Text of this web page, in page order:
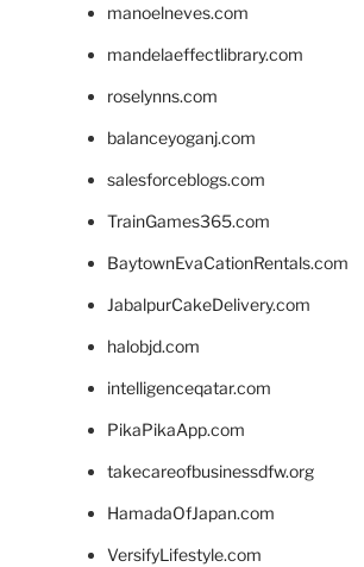
manoelneves.com
mandelaeffectlibrary.com
roselynns.com
balanceyoganj.com
salesforceblogs.com
TrainGames365.com
BaytownEvaCationRentals.com
JabalpurCakeDelivery.com
halobjd.com
intelligenceqatar.com
PikaPikaApp.com
takecareofbusinessdfw.org
HamadaOfJapan.com
VersifyLifestyle.com